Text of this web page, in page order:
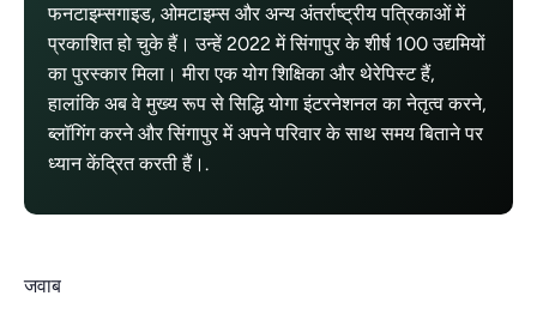
फनटाइम्सगाइड, ओमटाइम्स और अन्य अंतर्राष्ट्रीय पत्रिकाओं में
प्रकाशित हो चुके हैं। उन्हें 2022 में सिंगापुर के शीर्ष 100 उद्यमियों
का पुरस्कार मिला। मीरा एक योग शिक्षिका और थेरेपिस्ट हैं,
हालांकि अब वे मुख्य रूप से सिद्धि योगा इंटरनेशनल का नेतृत्व करने,
ब्लॉगिंग करने और सिंगापुर में अपने परिवार के साथ समय बिताने पर
ध्यान केंद्रित करती हैं।.
जवाब